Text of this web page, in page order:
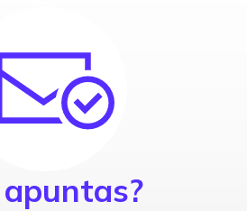
apuntas?